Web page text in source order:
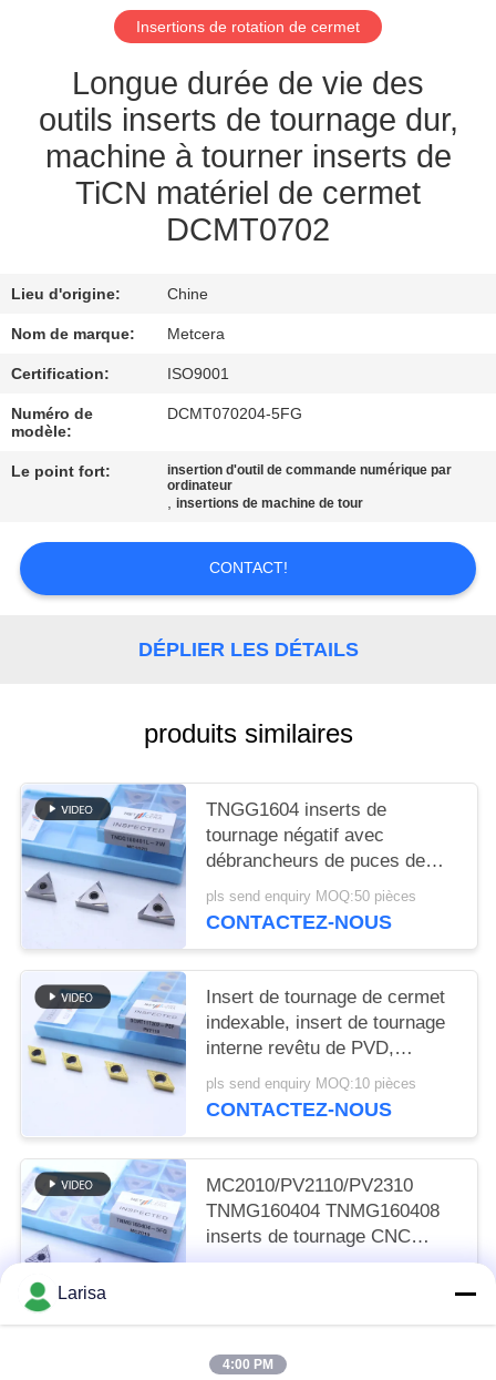
L'USINE
CATALOGUE
NOUS
CONTACTER
NOUVELLES
DEMANDEZ
UN DEVIS
PLAN
SITE
POLITIQUE
Insertions de rotation de cermet
Longue durée de vie des
outils inserts de tournage dur,
machine à tourner inserts de
TiCN matériel de cermet
DCMT0702
Lieu d'origine: Chine
Nom de marque: Metcera
Certification: ISO9001
Numéro de
modèle:
DCMT070204-5FG
Le point fort:
insertion d'outil de commande numérique par
ordinateur
,insertions de machine de tour
CONTACT!
DÉPLIER LES DÉTAILS
produits similaires
TNGG1604 inserts de
tournage négatif avec
débrancheurs de puces de
finition de 2 W et de qualité
MC1020/PV1120
pls send enquiry MOQ:50 pièces
CONTACTEZ-NOUS
Insert de tournage de cermet
indexable, insert de tournage
interne revêtu de PVD,
déchiffreur de finition
DCMT11T302, couleur dorée
pls send enquiry MOQ:10 pièces
CONTACTEZ-NOUS
MC2010/PV2110/PV2310
TNMG160404 TNMG160408
inserts de tournage CNC
inserts de tournage Cermet
Larisa
4:00 PM